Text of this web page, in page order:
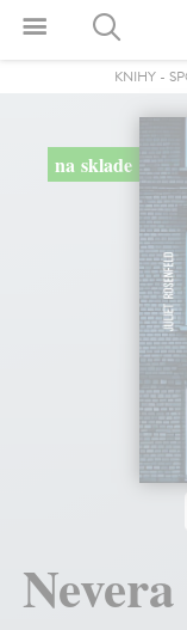
KNIHY-
na sklade